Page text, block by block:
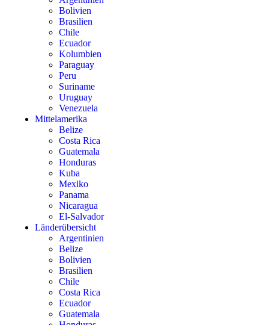
Bolivien
Brasilien
Chile
Ecuador
Kolumbien
Paraguay
Peru
Suriname
Uruguay
Venezuela
Mittelamerika
Belize
Costa Rica
Guatemala
Honduras
Kuba
Mexiko
Panama
Nicaragua
El-Salvador
Länderübersicht
Argentinien
Belize
Bolivien
Brasilien
Chile
Costa Rica
Ecuador
Guatemala